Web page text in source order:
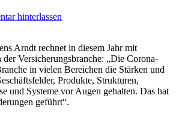
hinterlassen
Arndt rechnet in diesem Jahr mit
Versicherungsbranche: „Die Corona-
in vielen Bereichen die Stärken und
Produkte, Strukturen,
und Systeme vor Augen gehalten. Das hat
geführt“.